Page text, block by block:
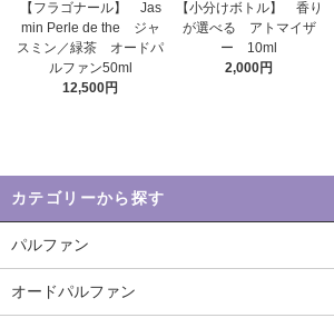
【フラゴナール】 Jas
min Perle de the ジャ
スミン／緑茶 オードパ
ルファン50ml
12,500円
【小分けボトル】 香り
が選べる アトマイザ
ー 10ml
2,000円
カテゴリーから探す
パルファン
オードパルファン